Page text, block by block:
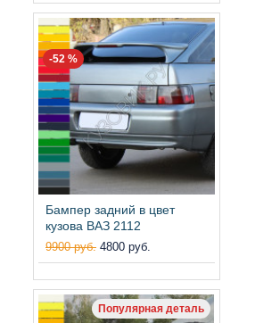
-52 %
Бампер задний в цвет
кузова ВАЗ 2112
9900 руб. 4800 руб.
Популярная деталь